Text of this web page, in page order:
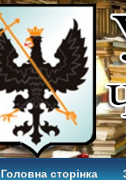
Головна сторінка